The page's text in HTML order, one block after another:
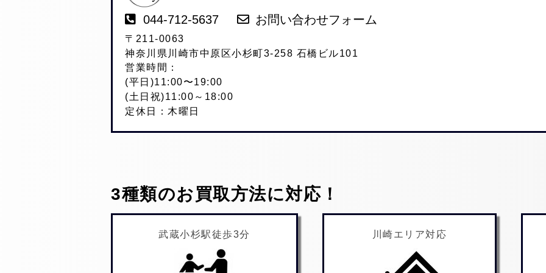
044-712-5637 お問い合わせフォーム
〒211-0063
神奈川県川崎市中原区小杉町3-258 石橋ビル101
営業時間：
(平日)11:00〜19:00
(土日祝)11:00～18:00
定休日：木曜日
3種類のお買取方法に対応！
武蔵小杉駅徒歩3分 川崎エリア対応